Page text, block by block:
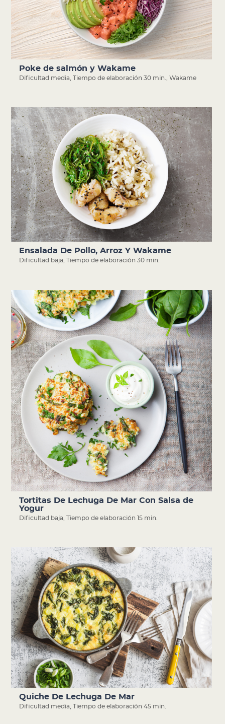
Poke de salmón y Wakame
Dificultad media ,Tiempo de elaboración 30 min. ,Wakame
Ensalada De Pollo, Arroz Y Wakame
Dificultad baja Tiempo de elaboración 30 min.
Tortitas De Lechuga De Mar Con Salsa de
Yogur
Dificultad baja ,Tiempo de elaboración 15 min.
Quiche De Lechuga De Mar
Dificultad media ,Tiempo de elaboración 45 min.